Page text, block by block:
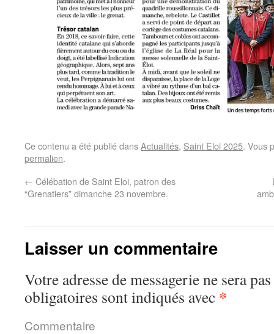
Ce contenu a été publié dansActualités, Saint Eloi 2025. Vous
permalien.
← Célébation de Saint Eloi, patron des
“Grenatiers” dimanche 23 novembre.
Laisser un commentaire
Votre adresse de messagerie ne sera
obligatoires sont indiqués avec *
Commentaire